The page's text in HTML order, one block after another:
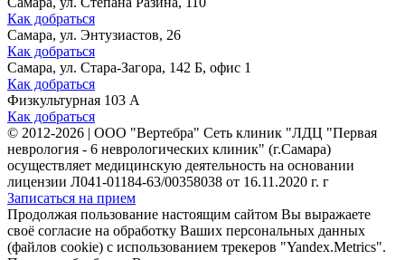
Как добраться
Самара, ул. Энтузиастов, 26
Как добраться
Самара, ул. Стара-Загора, 142 Б, офис 1
Как добраться
Физкультурная 103 А
Как добраться
© 2012-2026 | ООО "Вертебра" Сеть клиник "ЛДЦ "Первая
неврология - 6 неврологических клиник" (г.Самара)
осуществляет медицинскую деятельность на основании
лицензии Л041-01184-63/00358038 от 16.11.2020 г. г
Записаться на прием
Продолжая пользование настоящим сайтом Вы выражаете
своё согласие на обработку Ваших персональных данных
(файлов cookie) с использованием трекеров "Yandex.Metrics".